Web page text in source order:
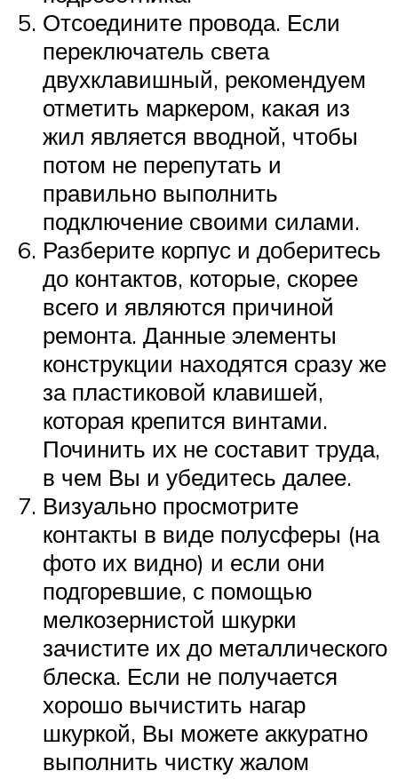
Отсоедините провода. Если
переключатель света
двухклавишный, рекомендуем
отметить маркером, какая из
жил является вводной, чтобы
потом не перепутать и
правильно выполнить
подключение своими силами.
Разберите корпус и доберитесь
до контактов, которые, скорее
всего и являются причиной
ремонта. Данные элементы
конструкции находятся сразу же
за пластиковой клавишей,
которая крепится винтами.
Починить их не составит труда,
в чем Вы и убедитесь далее.
Визуально просмотрите
контакты в виде полусферы (на
фото их видно) и если они
подгоревшие, с помощью
мелкозернистой шкурки
зачистите их до металлического
блеска. Если не получается
хорошо вычистить нагар
шкуркой, Вы можете аккуратно
выполнить чистку жалом